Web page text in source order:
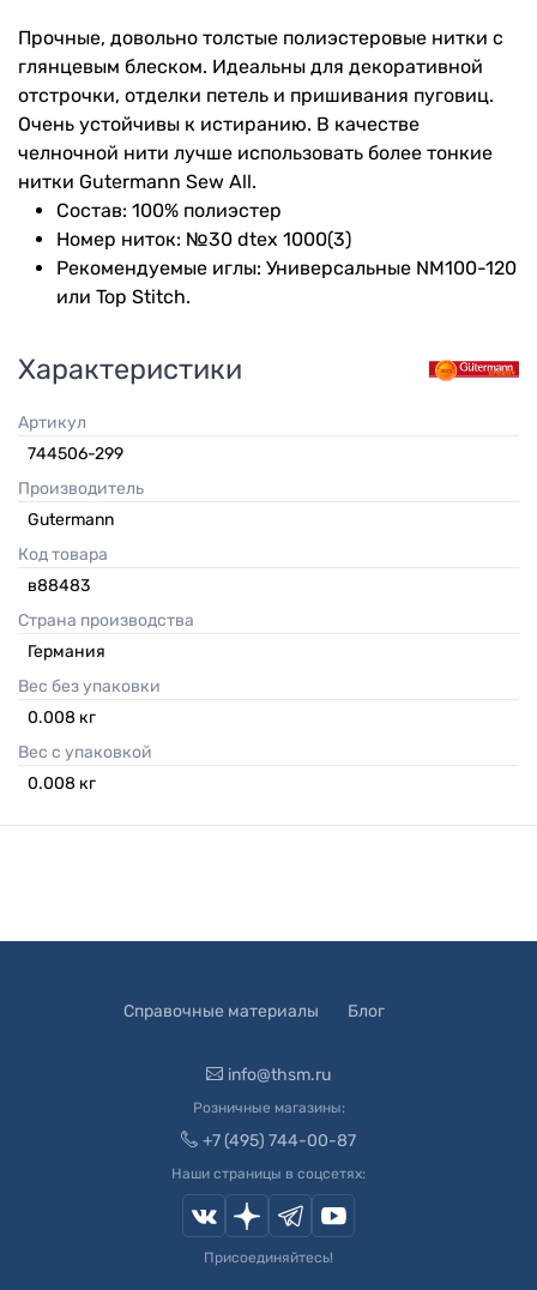
Прочные, довольно толстые полиэстеровые нитки с
глянцевым блеском. Идеальны для декоративной
отстрочки, отделки петель и пришивания пуговиц.
Очень устойчивы к истиранию. В качестве
челночной нити лучше использовать более тонкие
нитки Gutermann Sew All.
Состав: 100% полиэстер
Номер ниток: №30 dtex 1000(3)
Рекомендуемые иглы: Универсальные NM100-120
или Top Stitch.
Характеристики
Артикул
744506-299
Производитель
Gutermann
Код товара
в88483
Страна производства
Германия
Вес без упаковки
0.008 кг
Вес с упаковкой
0.008 кг
Справочные материалы Блог
info@thsm.ru
Розничные магазины:
+7 (495) 744-00-87
Наши страницы в соцсетях:
Присоединяйтесь!